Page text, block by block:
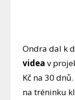
Ondra dal k
videa v
Kč na 30
na tréninku